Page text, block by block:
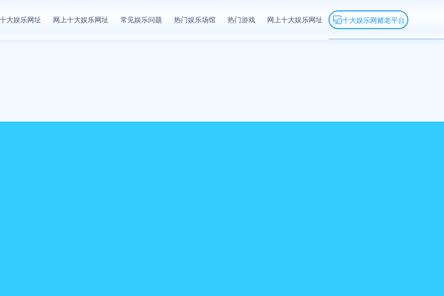
大娱乐网址 网上十大娱乐网址 常见娱乐问题 热门娱乐场馆 热门游戏 网上十大娱乐网址 十大娱乐网赌老平台